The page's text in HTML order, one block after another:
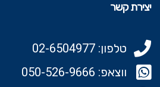
יצירת קשר
טלפון: 02-6504977
ווצאפ: 050-526-9666‬